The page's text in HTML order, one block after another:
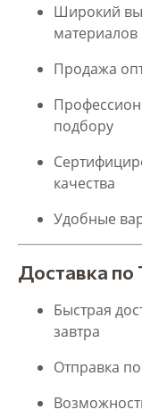
Широкий
материалов
Продажа
подбору
качества
Удобные
Доставка по
Быстрая
завтра
Отправка